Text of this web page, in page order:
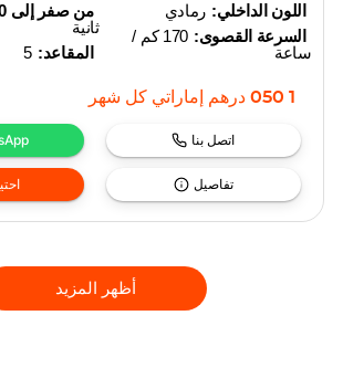
من صفر إلى 100 كم / ساعة:
ثانية
المقاعد: 5
اللون الداخلي: رمادي
السرعة القصوى:
170 كم /
ساعة
1 050 درهم إماراتي كل شهر
اتصل بنا
تفاصيل
أظهر المزيد